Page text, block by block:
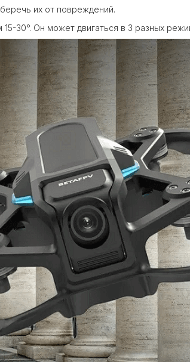
их от повреждений.
30°. Он может двигаться в 3 разных